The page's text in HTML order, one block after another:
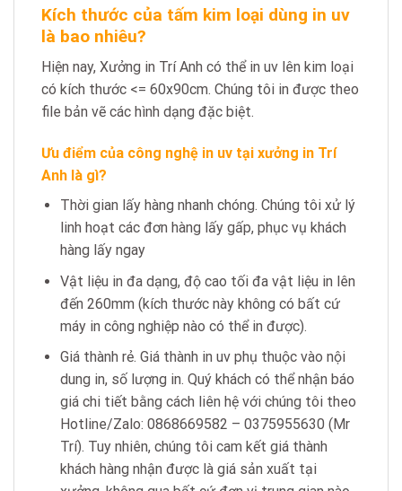
Kích thước của tấm kim loại dùng in uv
là bao nhiêu?
Hiện nay, Xưởng in Trí Anh có thể in uv lên kim loại
có kích thước <= 60x90cm. Chúng tôi in được theo
file bản vẽ các hình dạng đặc biệt.
Ưu điểm của công nghệ in uv tại xưởng in Trí
Anh là gì?
Thời gian lấy hàng nhanh chóng. Chúng tôi xử lý
linh hoạt các đơn hàng lấy gấp, phục vụ khách
hàng lấy ngay
Vật liệu in đa dạng, độ cao tối đa vật liệu in lên
đến 260mm (kích thước này không có bất cứ
máy in công nghiệp nào có thể in được).
Giá thành rẻ. Giá thành in uv phụ thuộc vào nội
dung in, số lượng in. Quý khách có thể nhận báo
giá chi tiết bằng cách liên hệ với chúng tôi theo
Hotline/Zalo: 0868669582 – 0375955630 (Mr
Trí). Tuy nhiên, chúng tôi cam kết giá thành
khách hàng nhận được là giá sản xuất tại